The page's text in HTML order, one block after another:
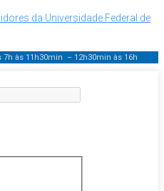
da Universidade Federal de
7h às 11h30min – 12h30min às 16h